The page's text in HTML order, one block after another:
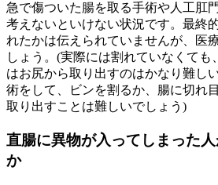
急で傷ついた腸を取る手術や人工肛
考えないといけない状況です。最終
れたかは伝えられていませんが、医
しょう。(実際には割れていなくても
はお尻から取り出すのはかなり難し
術をして、ビンを割るか、腸に切れ
取り出すことは難しいでしょう)
直腸に異物が入ってしまった
か